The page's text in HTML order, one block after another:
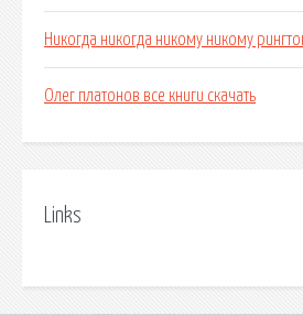
Никогда никогда никому никому
Олег платонов все книги скачать
Links